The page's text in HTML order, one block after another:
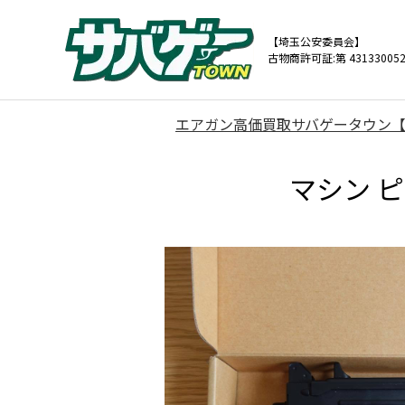
【埼玉公安委員会】
古物商許可証:第
エアガン高価買取サバゲータウン
マシン